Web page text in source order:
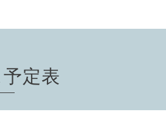
定表